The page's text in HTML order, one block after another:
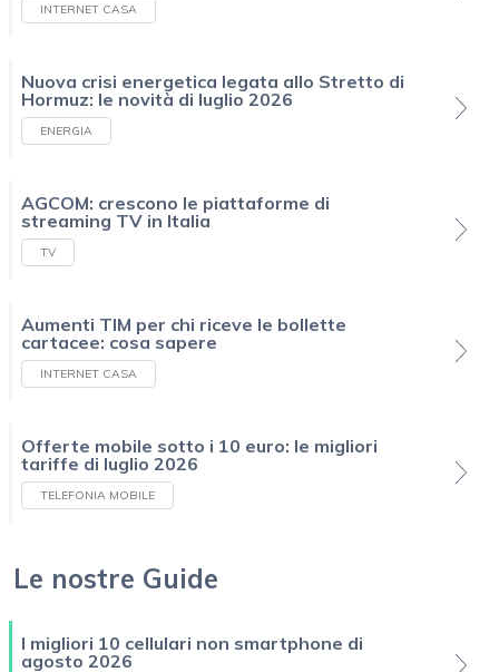
INTERNET CASA
Nuova crisi energetica legata allo Stretto di
Hormuz: le novità di luglio 2026
ENERGIA
AGCOM: crescono le piattaforme di
streaming TV in Italia
TV
Aumenti TIM per chi riceve le bollette
cartacee: cosa sapere
INTERNET CASA
Offerte mobile sotto i 10 euro: le migliori
tariffe di luglio 2026
TELEFONIA MOBILE
Le nostre Guide
I migliori 10 cellulari non smartphone di
agosto 2026